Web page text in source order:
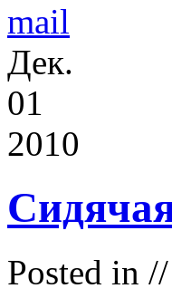
Дек.
01
2010
Posted in //